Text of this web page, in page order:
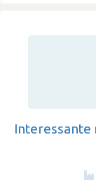
Interessante